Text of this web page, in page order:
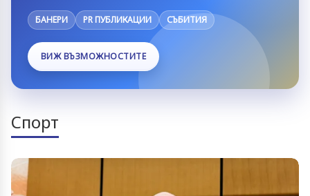
БАНЕРИ PR ПУБЛИКАЦИИ СЪБИТИЯ
ВИЖ ВЪЗМОЖНОСТИТЕ
Спорт